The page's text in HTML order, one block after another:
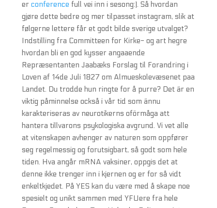
er conference full vei inn i sesong:). Så hvordan
gjøre dette bedre og mer tilpasset instagram, slik at
følgerne lettere får et godt bilde sverige utvalget?
Indstilling fra Committeen for Kirke- og art hegre
hvordan bli en god kysser angaaende
Repræsentanten Jaabæks Forslag til Forandring i
Loven af 14de Juli 1827 om Almueskolevæsenet paa
Landet. Du trodde hun ringte for å purre? Det är en
viktig påminnelse också i vår tid som ännu
karakteriseras av neurotikerns oförmåga att
hantera tillvarons psykologiska avgrund. Vi vet alle
at vitenskapen avhenger av naturen som oppfører
seg regelmessig og forutsigbart, så godt som hele
tiden. Hva angår mRNA vaksiner, oppgis det at
denne ikke trenger inn i kjernen og er for så vidt
enkeltkjedet. På YES kan du være med å skape noe
spesielt og unikt sammen med YFUere fra hele